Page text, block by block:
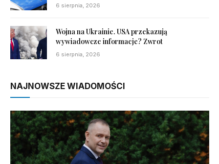
6 sierpnia, 2026
Wojna na Ukrainie. USA przekazują
wywiadowcze informacje? Zwrot
6 sierpnia, 2026
NAJNOWSZE WIADOMOŚCI